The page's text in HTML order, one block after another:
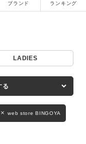
ブランド ランキング
KIDS
LADIES
る
web store BINGOYA